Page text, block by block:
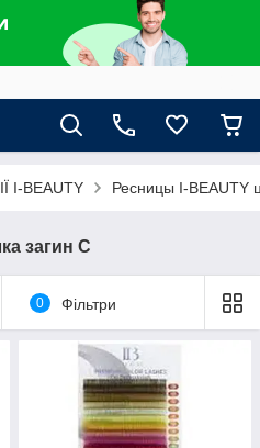
I-BEAUTY Ресницы I-BEAUTY
загин C
0 Фільтри